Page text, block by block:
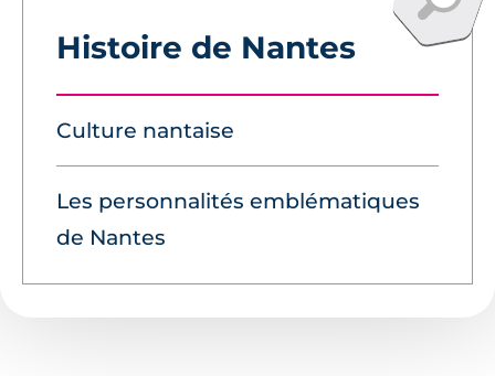
Histoire de Nantes
Culture nantaise
Les personnalités emblématiques
de Nantes